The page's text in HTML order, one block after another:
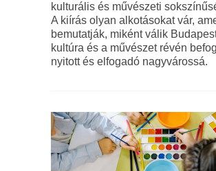
kulturális és művészeti
A kiírás olyan alkotásokat vár,
bemutatják, miként válik
kultúra és a művészet révén
nyitott és elfogadó nagyvárossá.